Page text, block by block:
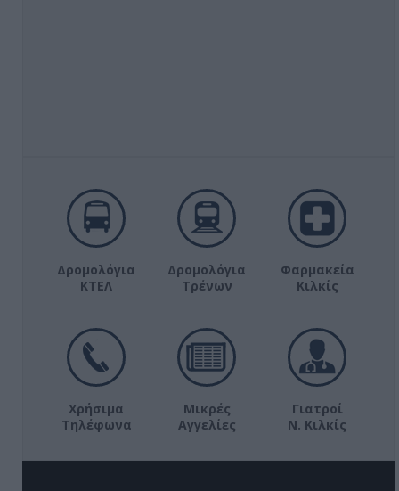
Δρομολόγια
ΚΤΕΛ
Δρομολόγια
Τρένων
Φαρμακεία
Κιλκίς
Χρήσιμα
Τηλέφωνα
Μικρές
Αγγελίες
Γιατροί
Ν. Κιλκίς